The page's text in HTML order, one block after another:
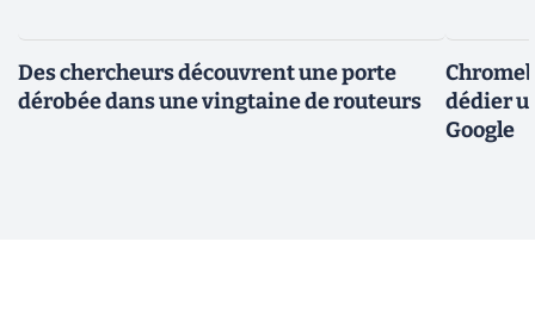
Des chercheurs découvrent une porte
dérobée dans une vingtaine de routeurs
dédier
Google